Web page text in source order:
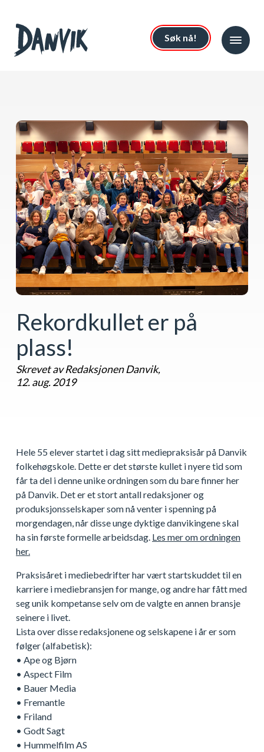
Søk nå!
Rekordkullet er på
plass!
Skrevet av Redaksjonen Danvik,
12. aug. 2019
Hele 55 elever startet i dag sitt mediepraksisår på Danvik
folkehøgskole. Dette er det største kullet i nyere tid som
får ta del i denne unike ordningen som du bare finner her
på Danvik. Det er et stort antall redaksjoner og
produksjonsselskaper som nå venter i spenning på
morgendagen, når disse unge dyktige danvikingene skal
ha sin første formelle arbeidsdag. Les mer om ordningen
her.
Praksisåret i mediebedrifter har vært startskuddet til en
karriere i mediebransjen for mange, og andre har fått med
seg unik kompetanse selv om de valgte en annen bransje
seinere i livet.
Lista over disse redaksjonene og selskapene i år er som
følger (alfabetisk):
• Ape og Bjørn
• Aspect Film
• Bauer Media
• Fremantle
• Friland
• Godt Sagt
• Hummelfilm AS